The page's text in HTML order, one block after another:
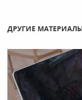
ДРУГИЕ